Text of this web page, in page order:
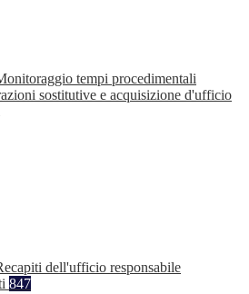
tempi procedimentali
sostitutive e acquisizione d'ufficio
dell'ufficio responsabile
847